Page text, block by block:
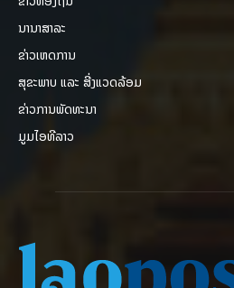
ນານາສາລະ
ຂ່າວເຫດການ
ສຸຂະພາບ ແລະ ສີ່ງແວດລ້ອມ
ຂ່າວການພັດທະນາ
ມູມໄອທີລາວ